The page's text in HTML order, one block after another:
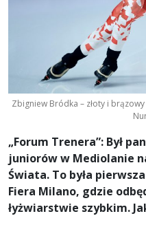
Zbigniew Bródka – złoty i
„Forum Trenera”: Był
juniorów w Mediolanie
Świata. To była
Fiera Milano, gdzie
łyżwiarstwie szybkim.